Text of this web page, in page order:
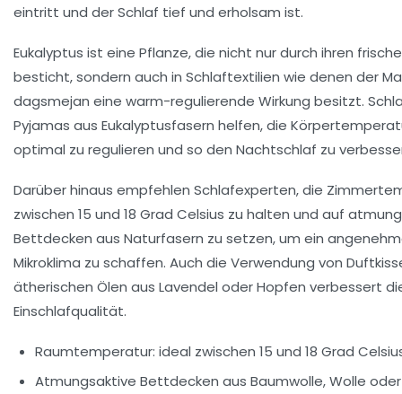
eintritt und der Schlaf tief und erholsam ist.
Eukalyptus ist eine Pflanze, die nicht nur durch ihren
besticht, sondern auch in Schlaftextilien wie denen der
dagsmejan eine warm-regulierende Wirkung besitzt.
Pyjamas aus Eukalyptusfasern helfen, die
optimal zu regulieren und so den Nachtschlaf zu
Darüber hinaus empfehlen Schlafexperten, die
zwischen 15 und 18 Grad Celsius zu halten und auf
Bettdecken aus Naturfasern zu setzen, um ein
Mikroklima zu schaffen. Auch die Verwendung von
ätherischen Ölen aus Lavendel oder Hopfen verbessert
Einschlafqualität.
Raumtemperatur: ideal zwischen 15 und 18 Grad
Atmungsaktive Bettdecken aus Baumwolle, Wolle oder